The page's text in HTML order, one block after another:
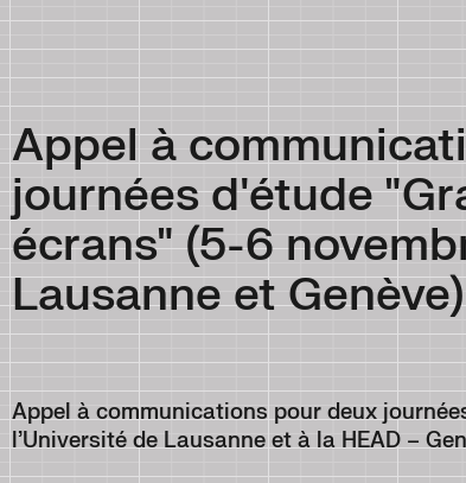
Appel à
journées d'étude
écrans" (5-6
Lausanne et Genève)
Appel à communications pour deux
l’Université de Lausanne et à la HEAD –